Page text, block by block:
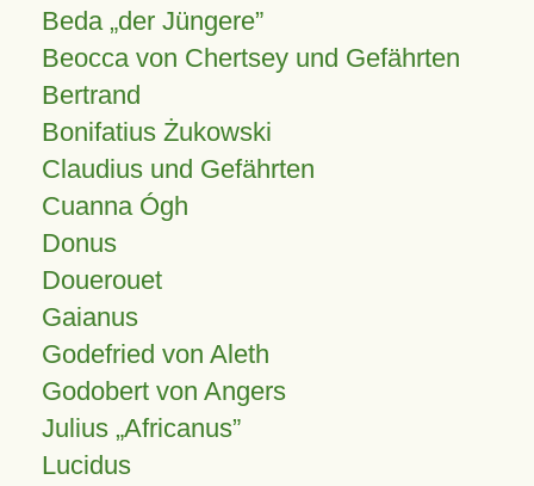
Beda „der Jüngere”
Beocca von Chertsey und Gefährten
Bertrand
Bonifatius Żukowski
Claudius und Gefährten
Cuanna Ógh
Donus
Douerouet
Gaianus
Godefried von Aleth
Godobert von Angers
Julius Africanus
Lucidus